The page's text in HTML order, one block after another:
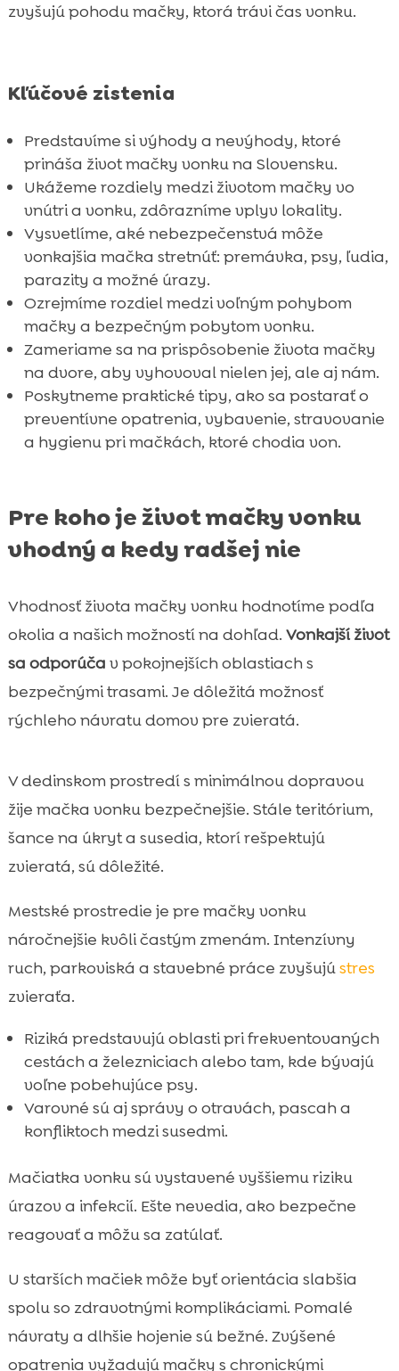
zvyšujú pohodu mačky, ktorá trávi čas vonku.
Kľúčové zistenia
Predstavíme si výhody a nevýhody, ktoré
prináša život mačky vonku na Slovensku.
Ukážeme rozdiely medzi životom mačky vo
vnútri a vonku, zdôrazníme vplyv lokality.
Vysvetlíme, aké nebezpečenstvá môže
vonkajšia mačka stretnúť: premávka, psy, ľudia,
parazity a možné úrazy.
Ozrejmíme rozdiel medzi voľným pohybom
mačky a bezpečným pobytom vonku.
Zameriame sa na prispôsobenie života mačky
na dvore, aby vyhovoval nielen jej, ale aj nám.
Poskytneme praktické tipy, ako sa postarať o
preventívne opatrenia, vybavenie, stravovanie
a hygienu pri mačkách, ktoré chodia von.
Pre koho je život mačky vonku
vhodný a kedy radšej nie
Vhodnosť života mačky vonku hodnotíme podľa
okolia a našich možností na dohľad. Vonkajší život
sa odporúča v pokojnejších oblastiach s
bezpečnými trasami. Je dôležitá možnosť
rýchleho návratu domov pre zvieratá.
V dedinskom prostredí s minimálnou dopravou
žije mačka vonku bezpečnejšie. Stále teritórium,
šance na úkryt a susedia, ktorí rešpektujú
zvieratá, sú dôležité.
Mestské prostredie je pre mačky vonku
náročnejšie kvôli častým zmenám. Intenzívny
ruch, parkoviská a stavebné práce zvyšujústres
zvieraťa.
Riziká predstavujú oblasti pri frekventovaných
cestách a železniciach alebo tam, kde bývajú
voľne pobehujúce psy.
Varovné sú aj správy o otravách, pascah a
konfliktoch medzi susedmi.
Mačiatka vonku sú vystavené vyššiemu riziku
úrazov a infekcií. Ešte nevedia, ako bezpečne
reagovať a môžu sa zatúlať.
U starších mačiek môže byť orientácia slabšia
spolu so zdravotnými komplikáciami. Pomalé
návraty a dlhšie hojenie sú bežné. Zvýšené
opatrenia vyžadujú mačky s chronickými